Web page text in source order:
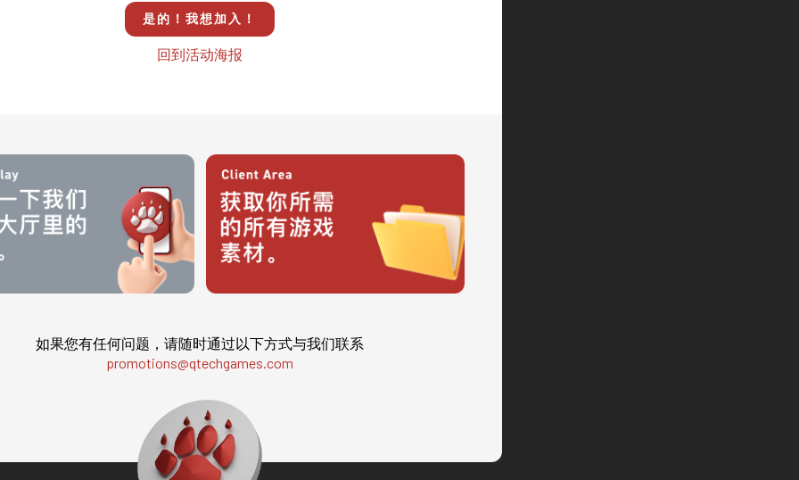
是的！我想加入！
回到活动海报
如果您有任何问题，请随时通过以下方式与我们联系
promotions@qtechgames.com